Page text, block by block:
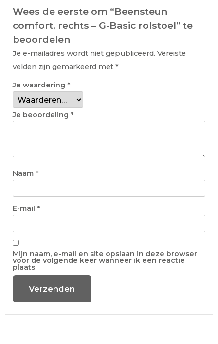
Wees de eerste om “Beensteun
comfort, rechts – G-Basic rolstoel” te
beoordelen
Je e-mailadres wordt niet gepubliceerd. Vereiste
velden zijn gemarkeerd met *
Je waardering *
Je beoordeling *
Naam *
E-mail *
Mijn naam, e-mail en site opslaan in deze browser
voor de volgende keer wanneer ik een reactie
plaats.